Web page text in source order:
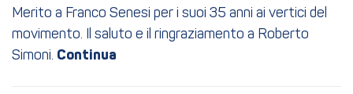
Merito a Franco Senesi per i suoi 35 anni ai vertici del
movimento. Il saluto e il ringraziamento a Roberto
Simoni.